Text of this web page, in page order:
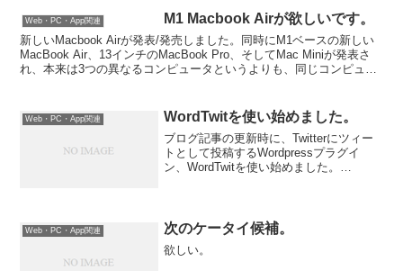
Web・PC・App関連 M1 Macbook Airが欲しいです。
新しいMacbook Airが発表/発売しました。同時にM1ベースの新しい
MacBook Air、13インチのMacBook Pro、そしてMac Miniが発表さ
れ、本来は3つの異なるコンピュータというよりも、同じコンピュー
Web・PC・App関連 WordTwitを使い始めました。
ブログ記事の更新時に、Twitterにツィー
トとして投稿するWordpressプラグイ
ン、WordTwitを使い始めました。
Web・PC・App関連 次のケータイ候補。
欲しい。